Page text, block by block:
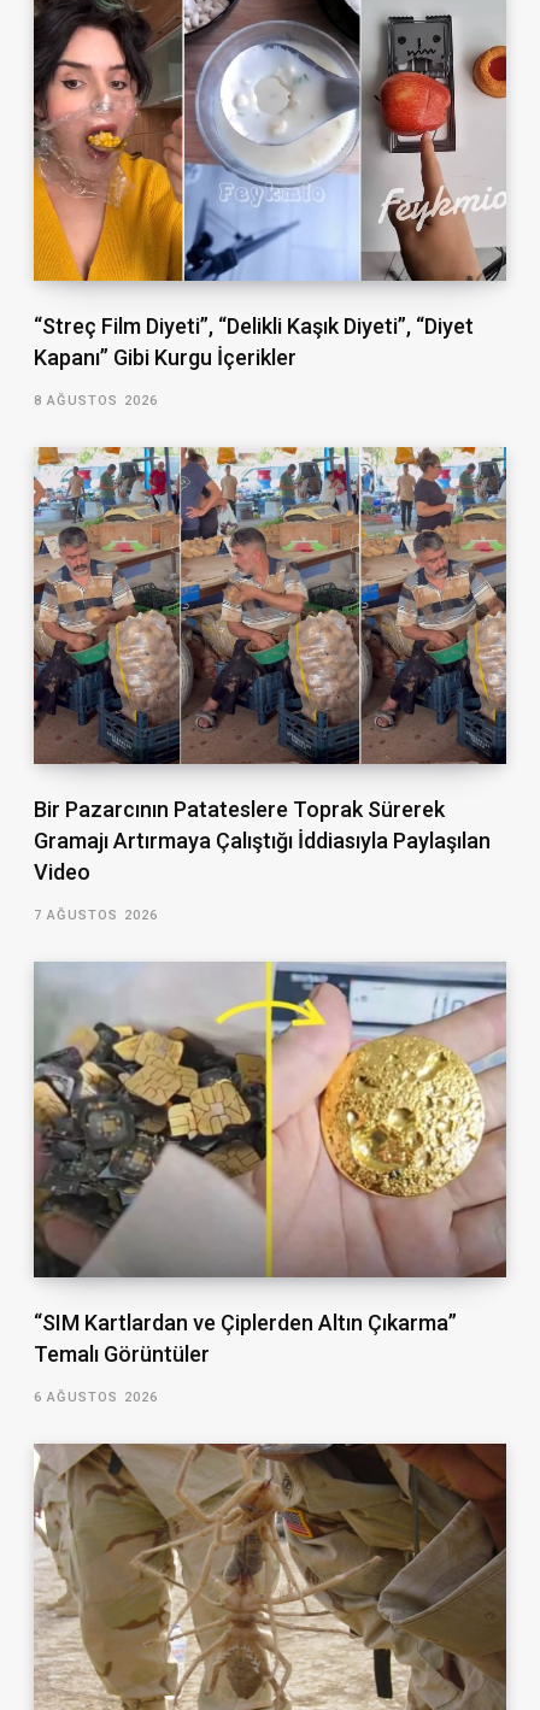
“Streç Film Diyeti”, “Delikli Kaşık Diyeti”, “Diyet
Kapanı” Gibi Kurgu İçerikler
8 AĞUSTOS 2026
Bir Pazarcının Patateslere Toprak Sürerek
Gramajı Artırmaya Çalıştığı İddiasıyla Paylaşılan
Video
7 AĞUSTOS 2026
“SIM Kartlardan ve Çiplerden Altın Çıkarma”
Temalı Görüntüler
6 AĞUSTOS 2026